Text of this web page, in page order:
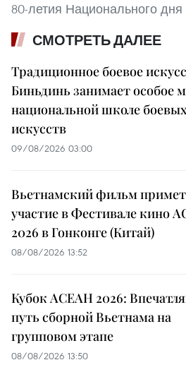
80-летия Национального дня
СМОТРЕТЬ ДАЛЕЕ
Традиционное боевое
Биньдинь занимает особое
национальной школе боевых
искусств
09/08/2026 03:00
Вьетнамский фильм примет
участие в Фестивале кино
2026 в Гонконге (Китай)
08/08/2026 13:52
Кубок АСЕАН 2026:
путь сборной Вьетнама на
групповом этапе
08/08/2026 13:50